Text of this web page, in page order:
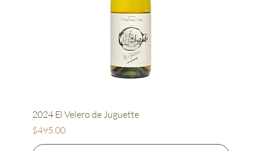
2024 El Velero de Juguette
Precio
$495.00